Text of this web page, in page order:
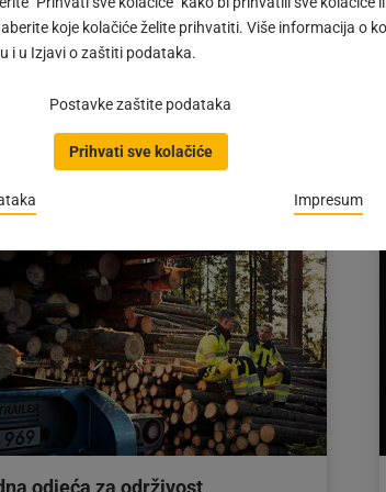
koje kolačiće želite prihvatiti. Više informacija o
i u Izjavi o zaštiti podataka.
Postavke zaštite podataka
Prihvati sve kolačiće
Impresum
radno mjesto
| Ergonomsko radno mjesto tokom
radnog dana osigurava potrebnu
položaj previše…